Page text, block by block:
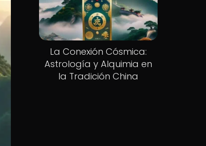
La Conexión Cósmica:
Astrología y Alquimia en
la Tradición China